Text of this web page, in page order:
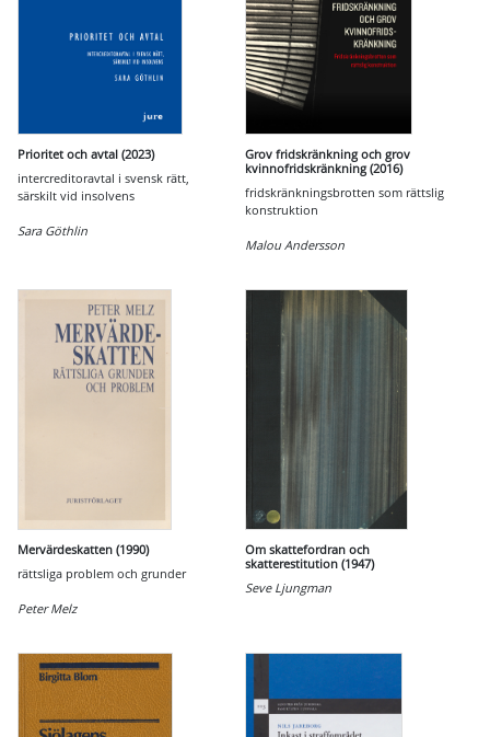
Prioritet och avtal (2023)
intercreditoravtal i svensk rätt,
särskilt vid insolvens
Sara Göthlin
Grov fridskränkning och grov
kvinnofridskränkning (2016)
fridskränkningsbrotten som rättslig
konstruktion
Malou Andersson
Mervärdeskatten (1990)
rättsliga problem och grunder
Peter Melz
Om skattefordran och
skatterestitution (1947)
Seve Ljungman